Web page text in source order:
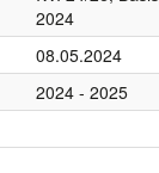
2024
08.05.2024
2024 - 2025